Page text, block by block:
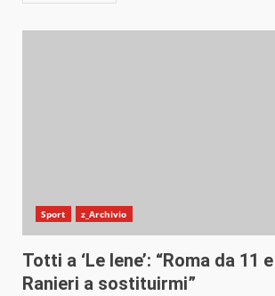
Sport z_Archivio
Totti a ‘Le Iene’: “Roma da 11
Ranieri a sostituirmi”